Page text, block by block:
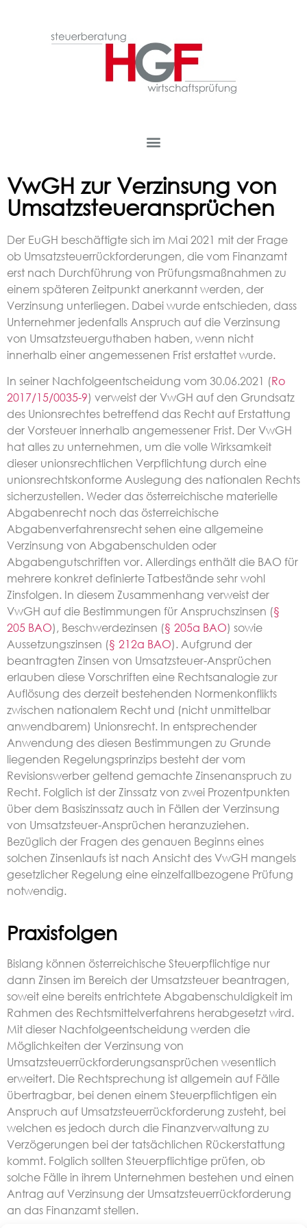
VwGH zur Verzinsung von
Umsatzsteueransprüchen
Der EuGH beschäftigte sich im Mai 2021 mit der Frage
ob Umsatzsteuerrückforderungen, die vom Finanzamt
erst nach Durchführung von Prüfungsmaßnahmen zu
einem späteren Zeitpunkt anerkannt werden, der
Verzinsung unterliegen. Dabei wurde entschieden, dass
Unternehmer jedenfalls Anspruch auf die Verzinsung
von Umsatzsteuerguthaben haben, wenn nicht
innerhalb einer angemessenen Frist erstattet wurde.
In seiner Nachfolgeentscheidung vom 30.06.2021 (Ro
2017/15/0035-9) verweist der VwGH auf den Grundsatz
des Unionsrechtes betreffend das Recht auf Erstattung
der Vorsteuer innerhalb angemessener Frist. Der VwGH
hat alles zu unternehmen, um die volle Wirksamkeit
dieser unionsrechtlichen Verpflichtung durch eine
unionsrechtskonforme Auslegung des nationalen Rechts
sicherzustellen. Weder das österreichische materielle
Abgabenrecht noch das österreichische
Abgabenverfahrensrecht sehen eine allgemeine
Verzinsung von Abgabenschulden oder
Abgabengutschriften vor. Allerdings enthält die BAO für
mehrere konkret definierte Tatbestände sehr wohl
Zinsfolgen. In diesem Zusammenhang verweist der
VwGH auf die Bestimmungen für Anspruchszinsen (§
205 BAO), Beschwerdezinsen (§ 205a BAO) sowie
Aussetzungszinsen (§ 212a BAO). Aufgrund der
beantragten Zinsen von Umsatzsteuer-Ansprüchen
erlauben diese Vorschriften eine Rechtsanalogie zur
Auflösung des derzeit bestehenden Normenkonflikts
zwischen nationalem Recht und (nicht unmittelbar
anwendbarem) Unionsrecht. In entsprechender
Anwendung des diesen Bestimmungen zu Grunde
liegenden Regelungsprinzips besteht der vom
Revisionswerber geltend gemachte Zinsenanspruch zu
Recht. Folglich ist der Zinssatz von zwei Prozentpunkten
über dem Basiszinssatz auch in Fällen der Verzinsung
von Umsatzsteuer-Ansprüchen heranzuziehen.
Bezüglich der Fragen des genauen Beginns eines
solchen Zinsenlaufs ist nach Ansicht des VwGH mangels
gesetzlicher Regelung eine einzelfallbezogene Prüfung
notwendig.
Praxisfolgen
Bislang können österreichische Steuerpflichtige nur
dann Zinsen im Bereich der Umsatzsteuer beantragen,
soweit eine bereits entrichtete Abgabenschuldigkeit im
Rahmen des Rechtsmittelverfahrens herabgesetzt wird.
Mit dieser Nachfolgeentscheidung werden die
Möglichkeiten der Verzinsung von
Umsatzsteuerrückforderungsansprüchen wesentlich
erweitert. Die Rechtsprechung ist allgemein auf Fälle
übertragbar, bei denen einem Steuerpflichtigen ein
Anspruch auf Umsatzsteuerrückforderung zusteht, bei
welchen es jedoch durch die Finanzverwaltung zu
Verzögerungen bei der tatsächlichen Rückerstattung
kommt. Folglich sollten Steuerpflichtige prüfen, ob
solche Fälle in ihrem Unternehmen bestehen und einen
Antrag auf Verzinsung der Umsatzsteuerrückforderung
an das Finanzamt stellen.